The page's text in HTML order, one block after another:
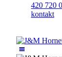
420 720
kontakt